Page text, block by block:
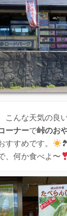
こんな天気の良
ーナーで峠のお
すすめです。
、何か食べよ〜